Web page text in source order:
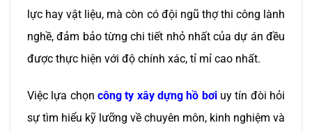
lực hay vật liệu, mà còn có đội ngũ thợ thi công lành
nghề, đảm bảo từng chi tiết nhỏ nhất của dự án đều
được thực hiện với độ chính xác, tỉ mỉ cao nhất.
Việc lựa chọn công ty xây dựng hồ bơiuy tín đòi hỏi
sự tìm hiểu kỹ lưỡng về chuyên môn, kinh nghiệm và